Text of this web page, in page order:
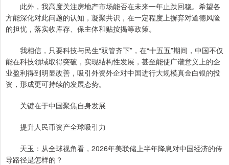
此外，我高度关注房地产市场能否在未来一年止跌回稳。希望各
方能深化对此问题的认知，凝聚共识，在一定程度上摒弃对道德风险
的担忧，落实收库存、保主体和贴按揭等政策。
我相信，只要科技与民生“双管齐下”，在“十五五”期间，中国不仅
能在科技领域取得突破，实现结构性发展，甚至能使广谱意义上的企
业盈利得到明显改善，吸引外资外企对中国进行大规模真金白银的投
资，形成更可持续的发展态势。
关键在于中国聚焦自身发展
提升人民币资产全球吸引力
天玉：从全球视角看，2026年美联储上半年降息对中国经济的传
导路径是怎样的？